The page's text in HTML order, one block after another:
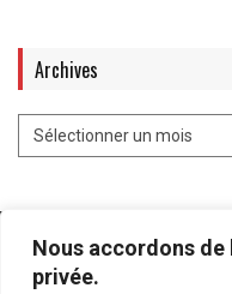
Nous accordons de
privée.
Archives